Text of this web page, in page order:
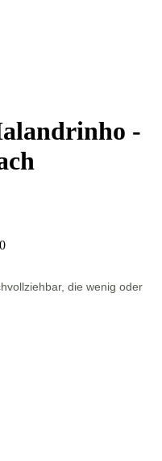
-
die wenig oder